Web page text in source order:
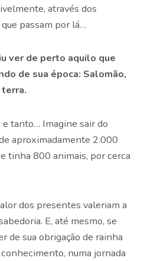
através dos
passam por lá…
ver de perto aquilo que
de sua época: Salomão,
e tanto… Imagine sair do
aproximadamente 2.000
tinha 800 animais, por cerca
dos presentes valeriam a
E, até mesmo, se
de sua obrigação de rainha
numa jornada